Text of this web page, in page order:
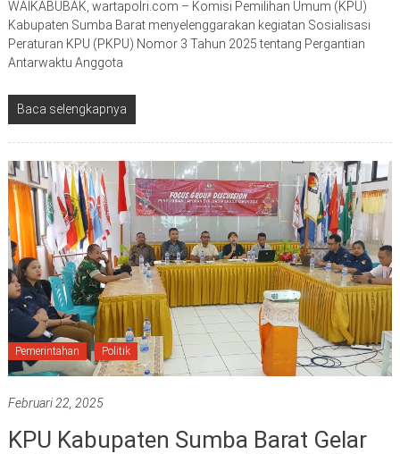
WAIKABUBAK, wartapolri.com – Komisi Pemilihan Umum (KPU)
Kabupaten Sumba Barat menyelenggarakan kegiatan Sosialisasi
Peraturan KPU (PKPU) Nomor 3 Tahun 2025 tentang Pergantian
Antarwaktu Anggota
Baca selengkapnya
Pemerintahan Politik
Februari 22, 2025
KPU Kabupaten Sumba Barat Gelar